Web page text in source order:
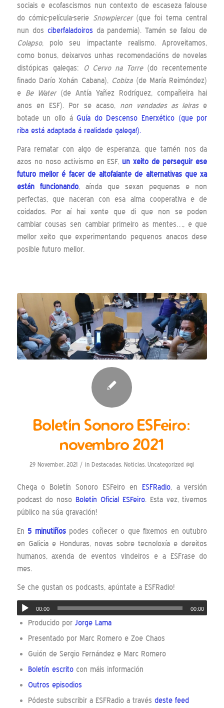
sociais e ecofascismos nun contexto de escaseza falouse
do cómic-película-serie Snowpiercer(que foi tema central
nun dos ciberfaladoirosda pandemia). Tamén se falou de
Colapso, polo seu impactante realismo. Aproveitamos,
como bonus, deixarvos unhas recomendacións de novelas
distópicas galegas:
O Cervo na Torre (do recentemente
finado Darío Xohán Cabana), Cobiza(de María Reimóndez)
e Be Water(de Antía Yañez Rodríguez, compañeira hai
anos en ESF). Por se acaso, non vendades as leirase
botade un ollo áGuía do Descenso Enerxético (que por
riba está adaptada á realidade galega!).
Para rematar con algo de esperanza, que tamén nos da
azos no noso activismo en ESF,un xeito de perseguir ese
futuro mellor é facer de altofalante de alternativas que xa
están funcionando, aínda que sexan pequenas e non
perfectas, que naceran con esa alma cooperativa e de
coidados. Por aí hai xente que di que non se poden
cambiar cousas sen cambiar primeiro as mentes…, e que
mellor xeito que experimentando pequenos anacos dese
posible futuro mellor.
Boletín Sonoro ESFeiro:
novembro 2021
29 November, 2021 / inDestacadas,Noticias,Uncategorized @gl
Chega o Boletín Sonoro ESFeiro en ESFRadio, a versión
podcast do noso Boletín Oficial ESFeiro. Esta vez, tivemos
público na súa gravación!
En 5 minutiñospodes coñecer o que fixemos en outubro
en Galicia e Honduras, novas sobre tecnoloxía e dereitos
humanos, axenda de eventos vindeiros e a ESFrase do
mes.
Se che gustan os podcasts, apúntate a ESFRadio!
00:00 00:00
Producido por Jorge Lama
Presentado por Marc Romero e Zoe Chaos
Guión de Sergio Fernández e Marc Romero
Boletín escrito con máis información
Outros episodios
Pódeste subscribir a ESFRadio a través deste feed